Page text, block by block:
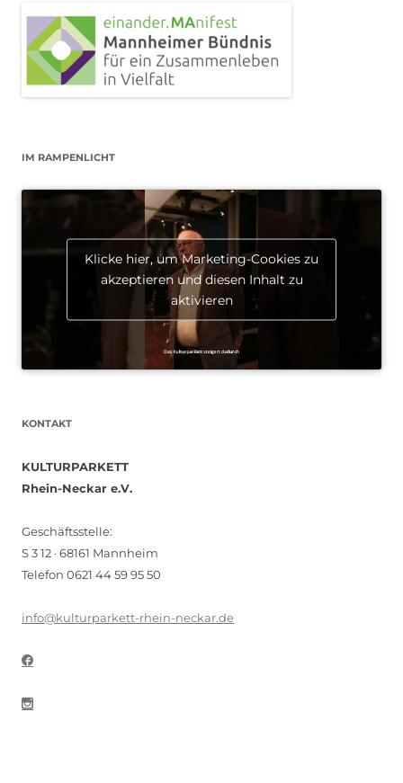
IM RAMPENLICHT
Klicke hier, um Marketing-Cookies zu
akzeptieren und diesen Inhalt zu
aktivieren
KONTAKT
KULTURPARKETT
Rhein-Neckar e.V.
Geschäftsstelle:
S 3 12 · 68161 Mannheim
Telefon 0621 44 59 95 50
info@kulturparkett-rhein-neckar.de